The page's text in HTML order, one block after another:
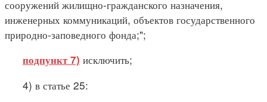
сооружений жилищно-гражданского назначения,
инженерных коммуникаций, объектов государственного
природно-заповедного фонда;";
подпункт 7) исключить;
4) в статье 25: